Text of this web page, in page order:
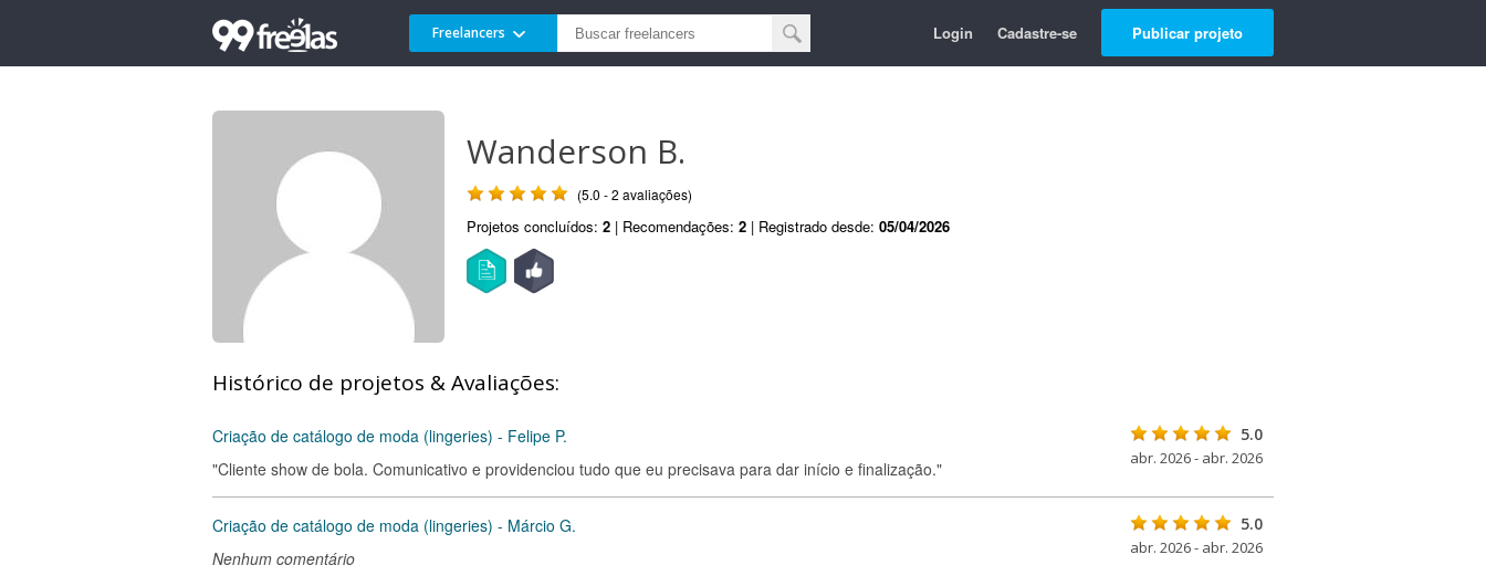
Freelancers Login Cadastre-se Publicar projeto
Wanderson B.
(5.0 - 2 avaliações)
Projetos concluídos: 2 | Recomendações: 2 | Registrado desde: 05/04/2026
Histórico de projetos & Avaliações:
Criação de catálogo de moda (lingeries) - Felipe P.
"Cliente show de bola. Comunicativo e providenciou tudo que eu precisava para dar início e finalização."
5.0
abr. 2026 - abr. 2026
Criação de catálogo de moda (lingeries) - Márcio G.
Nenhum comentário
5.0
abr. 2026 - abr. 2026